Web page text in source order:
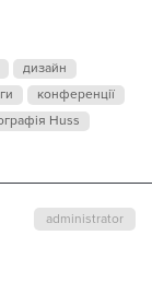
дизайн
конференції
Huss
administrator